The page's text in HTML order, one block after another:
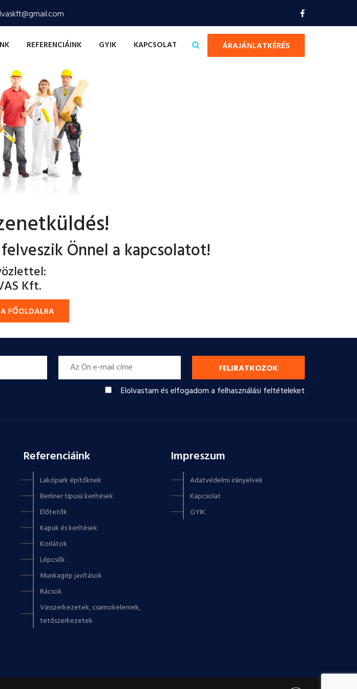
REFERENCIÁINK GYIK KAPCSOLAT ÁRAJÁNLATKÉRÉS
Önnel a kapcsolatot!
Kft.
FŐOLDALRA
FELIRATKOZOK
Elolvastam és elfogadom a felhasználási feltételeket
Referenciáink
Lakópark építőknek
Berliner típusú kerítések
Előtetők
Kapuk és kerítések
Korlátok
Lépcsők
Munkagép javítások
Rácsok
Vasszerkezetek, csarnokelemek,
tetőszerkezetek
Impreszum
Adatvédelmi irányelvek
Kapcsolat
GYIK